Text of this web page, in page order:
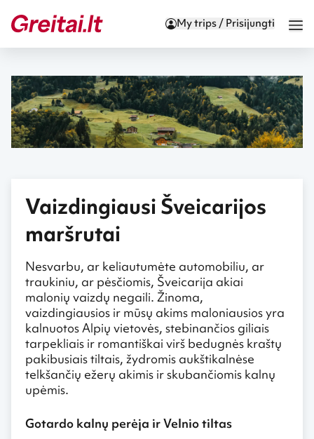
My trips / Prisijungti
Vaizdingiausi Šveicarijos
maršrutai
Nesvarbu, ar keliautumėte automobiliu, ar
traukiniu, ar pėsčiomis, Šveicarija akiai
malonių vaizdų negaili. Žinoma,
vaizdingiausios ir mūsų akims maloniausios yra
kalnuotos Alpių vietovės, stebinančios giliais
tarpekliais ir romantiškai virš bedugnės kraštų
pakibusiais tiltais, žydromis aukštikalnėse
telkšančių ežerų akimis ir skubančiomis kalnų
upėmis.
Gotardo kalnų perėja ir Velnio tiltas